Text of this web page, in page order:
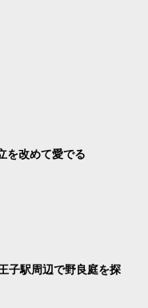
を改めて愛でる
子駅周辺で野良庭を探